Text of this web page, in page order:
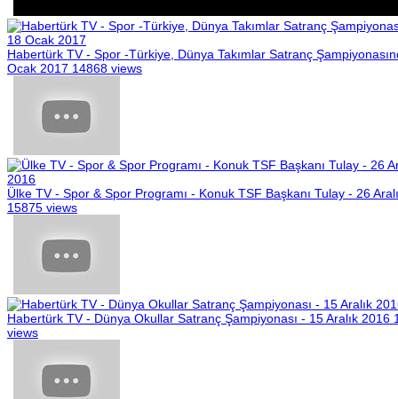
Habertürk TV - Spor -Türkiye, Dünya Takımlar Satranç
Ocak 2017 14868 views
Ülke TV - Spor & Spor Programı - Konuk TSF Başkanı Tulay - 26
15875 views
Habertürk TV - Dünya Okullar Satranç Şampiyonası - 15 Aralık 2016
views